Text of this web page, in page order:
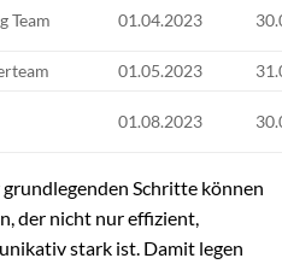
Team 01.04.2023
01.05.2023
01.08.2023
Schritte können
der nicht nur effizient,
stark ist. Damit legen